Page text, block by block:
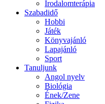
Irodalomterápia
Szabadidő
Hobbi
Játék
Könyvajánló
Lapajánló
Sport
Tanuljunk
Angol nyelv
Biológia
Ének/Zene